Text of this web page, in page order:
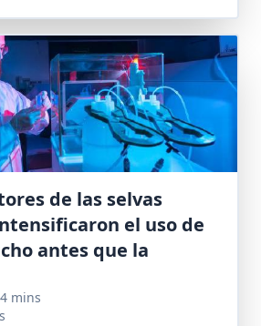
de las selvas
el uso de
antes que la
4 mins